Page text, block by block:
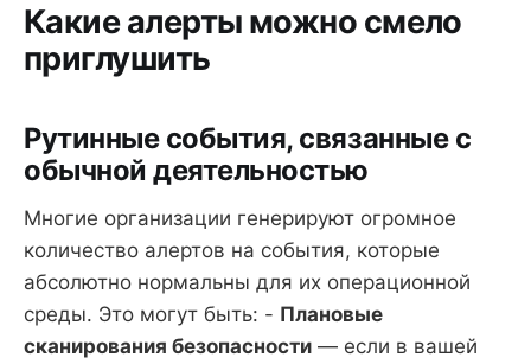
Какие алерты можно смело
приглушить
Рутинные события, связанные с
обычной деятельностью
Многие организации генерируют огромное
количество алертов на события, которые
абсолютно нормальны для их операционной
среды. Это могут быть: - Плановые
сканирования безопасности — если в вашей